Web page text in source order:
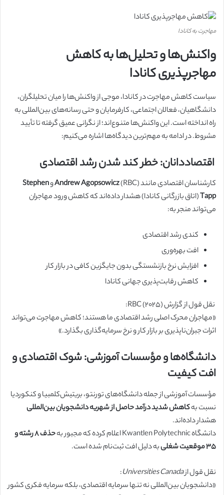
مهاجرت به کانادا
واکنش‌ها و تحلیل‌ها به کاهش
مهاجرپذیری کانادا
سیاست کاهش مهاجرت در کانادا، موجی از واکنش‌ها را میان تحلیلگران،
دانشگاهیان، فعالان اجتماعی، کارفرمایان و حتی رسانه‌های بین‌المللی به
راه انداخته است. این واکنش‌ها متنوع‌اند؛ از نگرانی عمیق گرفته تا تأیید
مشروط. در ادامه به مهم‌ترین دیدگاه‌ها اشاره می‌کنیم:
اقتصاددانان: خطر کند شدن رشد اقتصادی
کارشناسان اقتصادی مانند Andrew Agopsowicz(RBC) و
Stephen
Tapp(اتاق بازرگانی کانادا) هشدار داده‌اند که کاهش ورود مهاجران
می‌تواند منجر به:
کندی رشد اقتصادی
افت بهره‌وری
افزایش نرخ بازنشستگی بدون جایگزین کافی در بازار کار
کاهش رقابت‌پذیری جهانی کانادا
نقل قول از گزارش RBC (۲۰۲۵):
«مهاجران محرک اصلی رشد اقتصادی ما هستند؛ کاهش مهاجرت می‌تواند
اثرات جبران‌ناپذیری بر بازار کار و نرخ سرمایه‌گذاری بگذارد.»
دانشگاه‌ها و مؤسسات آموزشی: شوک اقتصادی و
افت کیفیت
مؤسسات آموزشی از جمله دانشگاه‌های تورنتو، بریتیش‌کلمبیا و کنکوردیا
نسبت بهکاهش شدید درآمد حاصل از شهریه دانشجویان بین‌المللی
هشدار داده‌اند.
دانشگاه Kwantlen Polytechnic اعلام کرده که مجبور به
حذف ۸ رشته و
۳۵ موقعیت شغلی
به دلیل افت ثبت‌نام شده است.
نقل قول ازUniversities Canada
:
«دانشجویان بین‌المللی نه تنها سرمایه اقتصادی، بلکه سرمایه فکری کشور